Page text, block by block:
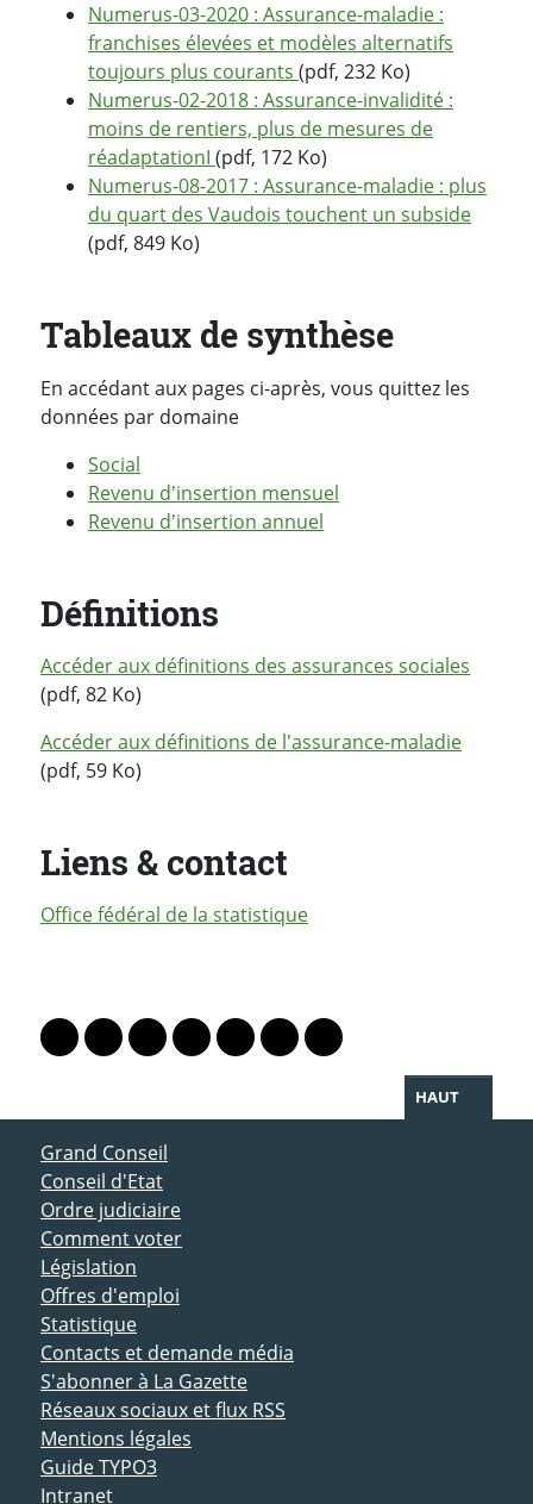
Numerus-03-2020 : Assurance-maladie :
franchises élevées et modèles alternatifs
toujours plus courants (pdf, 232 Ko)
Numerus-02-2018 : Assurance-invalidité :
moins de rentiers, plus de mesures de
réadaptationI (pdf, 172 Ko)
Numerus-08-2017 : Assurance-maladie : plus
du quart des Vaudois touchent un subside
(pdf, 849 Ko)
Tableaux de synthèse
En accédant aux pages ci-après, vous quittez les
données par domaine
Social
Revenu d'insertion mensuel
Revenu d'insertion annuel
Définitions
Accéder aux définitions des assurances sociales
(pdf, 82 Ko)
Accéder aux définitions de l'assurance-maladie
(pdf, 59 Ko)
Liens & contact
Office fédéral de la statistique
Lien vers le profil Mastodon
Lien vers le profil Bluesky
Lien vers le profil Instagram
Lien vers le profil Linkedin
Lien vers le profil Facebook
Lien vers le profil Twitter
Partager par WhatsApp
HAUT
ACCÈS DIRECT
Grand Conseil
Conseil d'Etat
Ordre judiciaire
Comment voter
Législation
Offres d'emploi
Statistique
Contacts et demande média
S'abonner à La Gazette
Réseaux sociaux et flux RSS
Mentions légales
Guide TYPO3
Intranet